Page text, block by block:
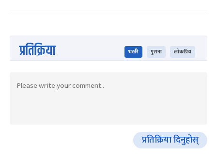
प्रतिक्रिया भर्खरै पुराना लोकप्रिय
प्रतिक्रिया दिनुहोस्